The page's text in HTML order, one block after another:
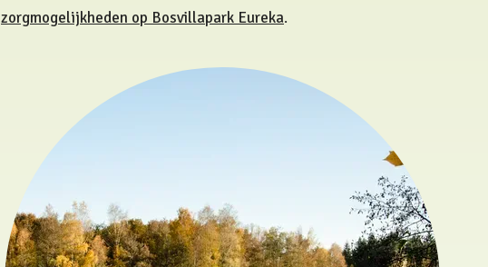
zorgmogelijkheden op Bosvillapark Eureka.